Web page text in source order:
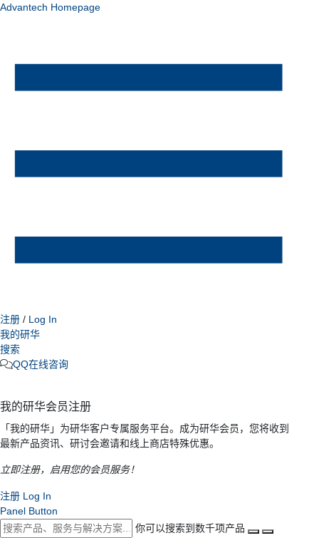
Advantech Homepage
注册 / Log In
我的研华
搜索
QQ在线咨询
我的研华会员注册
「我的研华」为研华客户专属服务平台。成为研华会员，您将收到
最新产品资讯、研讨会邀请和线上商店特殊优惠。
立即注册，启用您的会员服务！
注册 Log In
Panel Button
你可以搜索到数千项产品